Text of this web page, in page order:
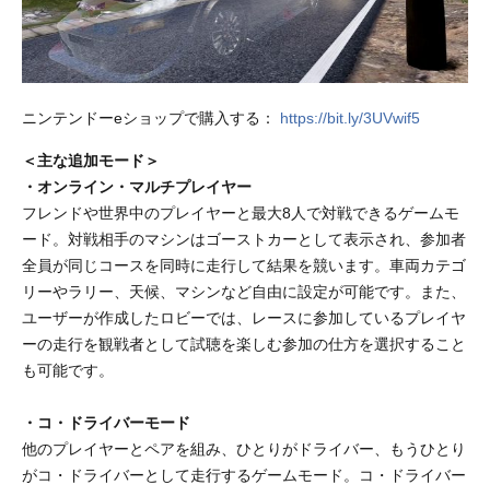
ニンテンドーeショップで購入する： https://bit.ly/3UVwif5
＜主な追加モード＞
・オンライン・マルチプレイヤー
フレンドや世界中のプレイヤーと最大8人で対戦できるゲームモ
ード。対戦相手のマシンはゴーストカーとして表示され、参加者
全員が同じコースを同時に走行して結果を競います。車両カテゴ
リーやラリー、天候、マシンなど自由に設定が可能です。また、
ユーザーが作成したロビーでは、レースに参加しているプレイヤ
ーの走行を観戦者として試聴を楽しむ参加の仕方を選択すること
も可能です。
・コ・ドライバーモード
他のプレイヤーとペアを組み、ひとりがドライバー、もうひとり
がコ・ドライバーとして走行するゲームモード。コ・ドライバー